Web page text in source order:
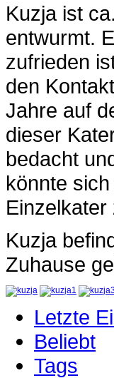
Kuzja ist
entwurmt.
zufrieden
den
Jahre auf
dieser
bedacht
könnte
Einzelkater
Kuzja
Zuhause
Letzte
Beliebt
Tags